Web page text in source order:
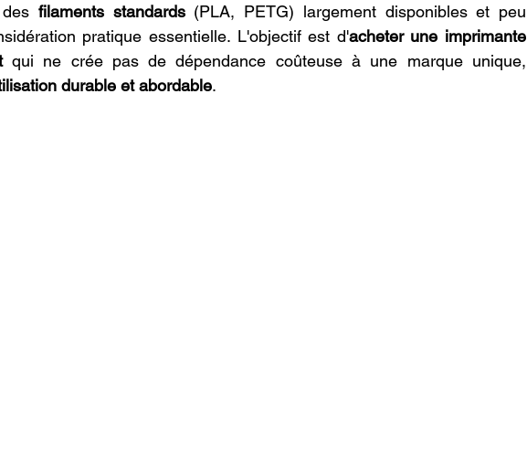
filaments standards (PLA, PETG) largement disponibles et peu
pratique essentielle. L'objectif est d'acheter une imprimante
qui ne crée pas de dépendance coûteuse à une marque unique,
durable et abordable.